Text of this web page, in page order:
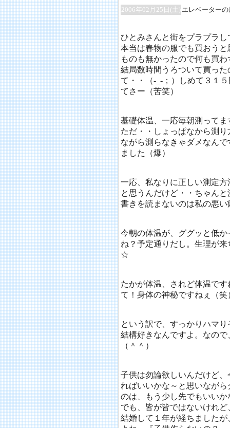
2006年02月25日(土) エレベーター
ひとみさんと街をプラプラし
本当は春物の服でも買おう
ものも無かったので何も買わ
結局数時間うろついて買っ
て・・（-_-；）しめて３１
てさー（苦笑）
基礎体温、一応毎朝測ってま
ただ・・しょっぱなから測
ながら測らなきゃダメなん
ました（爆）
一応、私なりに正しい測定
と思うんだけど・・ちゃん
書きを読まないのは私の悪
今朝の体温が、ググッと低
ね？予定通りだし。生理が
☆
たかが体温、されど体温で
て！身体の神秘ですねぇ（笑
という訳で、すっかりハマ
結構好きなんですよ。なの
（＾＾）
子供は勿論欲しいんだけど
ればいいかな～と思いなが
のは、もう少し先でもいいか
でも、皆が皆ではないけれ
結婚して１年が経ちました